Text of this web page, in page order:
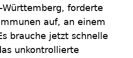
Württemberg, forderte
auf, an einem
brauche jetzt schnelle
unkontrollierte